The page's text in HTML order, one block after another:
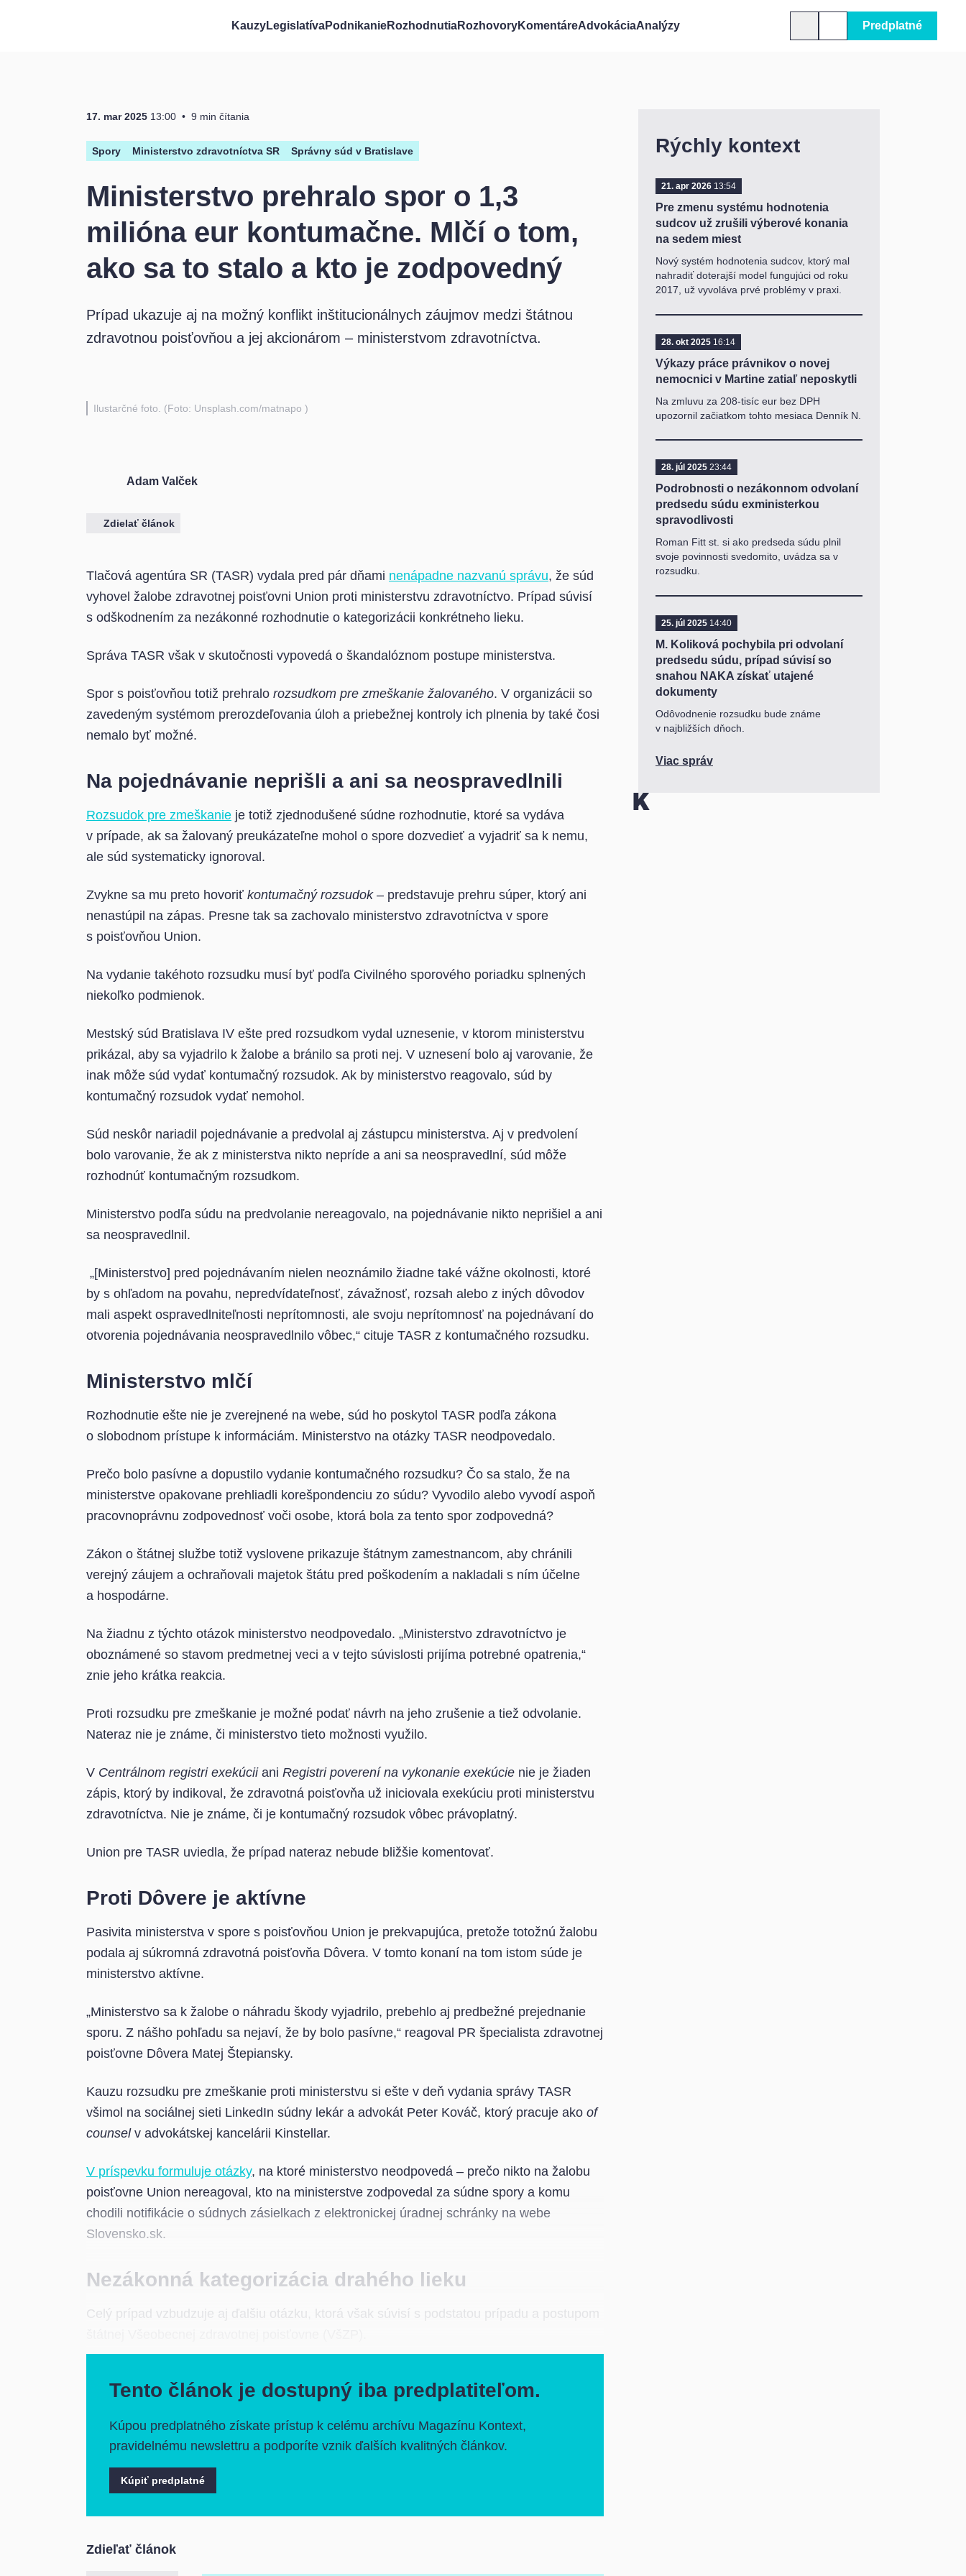
KauzyLegislatívaPodnikanieRozhodnutiaRozhovoryKomentáreAdvokáciaAnalýzy Predplatné
17. mar 2025 13:00 9 min čítania
Spory Ministerstvo zdravotníctva SR Správny súd v Bratislave
Ministerstvo prehralo spor o 1,3
milióna eur kontumačne. Mlčí o tom,
ako sa to stalo a kto je zodpovedný
Prípad ukazuje aj na možný konflikt inštitucionálnych záujmov medzi štátnou
zdravotnou poisťovňou a jej akcionárom – ministerstvom zdravotníctva.
Ilustarčné foto. (Foto: Unsplash.com/matnapo )
Adam Valček
Zdielať článok
Tlačová agentúra SR (TASR) vydala pred pár dňami nenápadne nazvanú správu, že súd
vyhovel žalobe zdravotnej poisťovni Union proti ministerstvu zdravotníctvo. Prípad súvisí
s odškodnením za nezákonné rozhodnutie o kategorizácii konkrétneho lieku.
Správa TASR však v skutočnosti vypovedá o škandalóznom postupe ministerstva.
Spor s poisťovňou totiž prehralo rozsudkom pre zmeškanie žalovaného. V organizácii so
zavedeným systémom prerozdeľovania úloh a priebežnej kontroly ich plnenia by také čosi
nemalo byť možné.
Na pojednávanie neprišli a ani sa neospravedlnili
Rozsudok pre zmeškanie je totiž zjednodušené súdne rozhodnutie, ktoré sa vydáva
v prípade, ak sa žalovaný preukázateľne mohol o spore dozvedieť a vyjadriť sa k nemu,
ale súd systematicky ignoroval.
Zvykne sa mu preto hovoriť kontumačný rozsudok– predstavuje prehru súper, ktorý ani
nenastúpil na zápas. Presne tak sa zachovalo ministerstvo zdravotníctva v spore
s poisťovňou Union.
Na vydanie takéhoto rozsudku musí byť podľa Civilného sporového poriadku splnených
niekoľko podmienok.
Mestský súd Bratislava IV ešte pred rozsudkom vydal uznesenie, v ktorom ministerstvu
prikázal, aby sa vyjadrilo k žalobe a bránilo sa proti nej. V uznesení bolo aj varovanie, že
inak môže súd vydať kontumačný rozsudok. Ak by ministerstvo reagovalo, súd by
kontumačný rozsudok vydať nemohol.
Súd neskôr nariadil pojednávanie a predvolal aj zástupcu ministerstva. Aj v predvolení
bolo varovanie, že ak z ministerstva nikto nepríde a ani sa neospravedlní, súd môže
rozhodnúť kontumačným rozsudkom.
Ministerstvo podľa súdu na predvolanie nereagovalo, na pojednávanie nikto neprišiel a ani
sa neospravedlnil.
„[Ministerstvo] pred pojednávaním nielen neoznámilo žiadne také vážne okolnosti, ktoré
by s ohľadom na povahu, nepredvídateľnosť, závažnosť, rozsah alebo z iných dôvodov
mali aspekt ospravedlniteľnosti neprítomnosti, ale svoju neprítomnosť na pojednávaní do
otvorenia pojednávania neospravedlnilo vôbec,“ cituje TASR z kontumačného rozsudku.
Ministerstvo mlčí
Rozhodnutie ešte nie je zverejnené na webe, súd ho poskytol TASR podľa zákona
o slobodnom prístupe k informáciám. Ministerstvo na otázky TASR neodpovedalo.
Prečo bolo pasívne a dopustilo vydanie kontumačného rozsudku? Čo sa stalo, že na
ministerstve opakovane prehliadli korešpondenciu zo súdu? Vyvodilo alebo vyvodí aspoň
pracovnoprávnu zodpovednosť voči osobe, ktorá bola za tento spor zodpovedná?
Zákon o štátnej službe totiž vyslovene prikazuje štátnym zamestnancom, aby chránili
verejný záujem a ochraňovali majetok štátu pred poškodením a nakladali s ním účelne
a hospodárne.
Na žiadnu z týchto otázok ministerstvo neodpovedalo. „Ministerstvo zdravotníctvo je
oboznámené so stavom predmetnej veci a v tejto súvislosti prijíma potrebné opatrenia,“
znie jeho krátka reakcia.
Proti rozsudku pre zmeškanie je možné podať návrh na jeho zrušenie a tiež odvolanie.
Nateraz nie je známe, či ministerstvo tieto možnosti využilo.
V Centrálnom registri exekúcii ani Registri poverení na vykonanie exekúcie nie je žiaden
zápis, ktorý by indikoval, že zdravotná poisťovňa už iniciovala exekúciu proti ministerstvu
zdravotníctva. Nie je známe, či je kontumačný rozsudok vôbec právoplatný.
Union pre TASR uviedla, že prípad nateraz nebude bližšie komentovať.
Proti Dôvere je aktívne
Pasivita ministerstva v spore s poisťovňou Union je prekvapujúca, pretože totožnú žalobu
podala aj súkromná zdravotná poisťovňa Dôvera. V tomto konaní na tom istom súde je
ministerstvo aktívne.
„Ministerstvo sa k žalobe o náhradu škody vyjadrilo, prebehlo aj predbežné prejednanie
sporu. Z nášho pohľadu sa nejaví, že by bolo pasívne,“ reagoval PR špecialista zdravotnej
poisťovne Dôvera Matej Štepiansky.
Kauzu rozsudku pre zmeškanie proti ministerstvu si ešte v deň vydania správy TASR
všimol na sociálnej sieti LinkedIn súdny lekár a advokát Peter Kováč, ktorý pracuje ako of
counselv advokátskej kancelárii Kinstellar.
V príspevku formuluje otázky, na ktoré ministerstvo neodpovedá – prečo nikto na žalobu
poisťovne Union nereagoval, kto na ministerstve zodpovedal za súdne spory a komu
chodili notifikácie o súdnych zásielkach z elektronickej úradnej schránky na webe
Slovensko.sk.
Nezákonná kategorizácia drahého lieku
Celý prípad vzbudzuje aj ďalšiu otázku, ktorá však súvisí s podstatou prípadu a postupom
Tento článok je dostupný iba predplatiteľom.
Kúpou predplatného získate prístup k celému archívu Magazínu Kontext,
pravidelnému newslettru a podporíte vznik ďalších kvalitných článkov.
Kúpiť predplatné
Zdieľať článok
Rýchly kontext
21. apr 2026 13:54
Pre zmenu systému hodnotenia
sudcov už zrušili výberové konania
na sedem miest
Nový systém hodnotenia sudcov, ktorý mal
nahradiť doterajší model fungujúci od roku
2017, už vyvoláva prvé problémy v praxi.
28. okt 2025 16:14
Výkazy práce právnikov o novej
nemocnici v Martine zatiaľ neposkytli
Na zmluvu za 208-tisíc eur bez DPH
upozornil začiatkom tohto mesiaca Denník N.
28. júl 2025 23:44
Podrobnosti o nezákonnom odvolaní
predsedu súdu exministerkou
spravodlivosti
Roman Fitt st. si ako predseda súdu plnil
svoje povinnosti svedomito, uvádza sa v
rozsudku.
25. júl 2025 14:40
M. Koliková pochybila pri odvolaní
predsedu súdu, prípad súvisí so
snahou NAKA získať utajené
dokumenty
Odôvodnenie rozsudku bude známe
v najbližších dňoch.
Viac správ